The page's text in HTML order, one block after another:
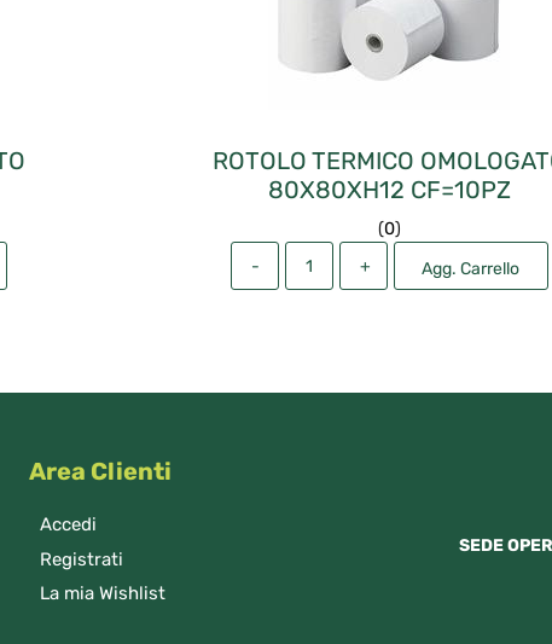
ROTOLO TERMICO
80X80XH12 CF=10PZ
(0)
Agg. Carrello
Area Clienti
Accedi
Registrati
La mia Wishlist
SEDE